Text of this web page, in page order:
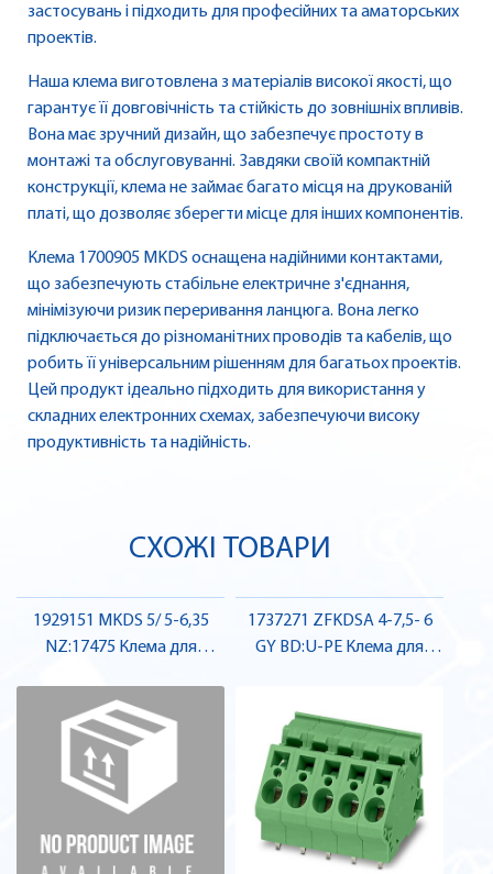
застосувань і підходить для професійних та аматорських
проектів.
Наша клема виготовлена з матеріалів високої якості, що
гарантує її довговічність та стійкість до зовнішніх впливів.
Вона має зручний дизайн, що забезпечує простоту в
монтажі та обслуговуванні. Завдяки своїй компактній
конструкції, клема не займає багато місця на друкованій
платі, що дозволяє зберегти місце для інших компонентів.
Клема 1700905 MKDS оснащена надійними контактами,
що забезпечують стабільне електричне з'єднання,
мінімізуючи ризик переривання ланцюга. Вона легко
підключається до різноманітних проводів та кабелів, що
робить її універсальним рішенням для багатьох проектів.
Цей продукт ідеально підходить для використання у
складних електронних схемах, забезпечуючи високу
продуктивність та надійність.
СХОЖІ ТОВАРИ
1929151 MKDS 5/ 5-6,35
NZ:17475 Клема для
Pheonix Contact
1737271 ZFKDSA 4-7,5- 6
GY BD:U-PE Клема для